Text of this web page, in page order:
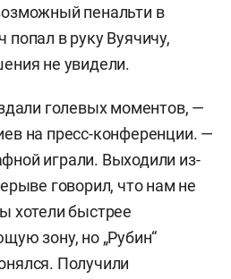
пенальти в
в руку Вуячичу,
не увидели.
голевых моментов, —
на пресс-конференции. —
играли. Выходили из-
говорил, что нам не
хотели быстрее
зону, но „Рубин“
Получили